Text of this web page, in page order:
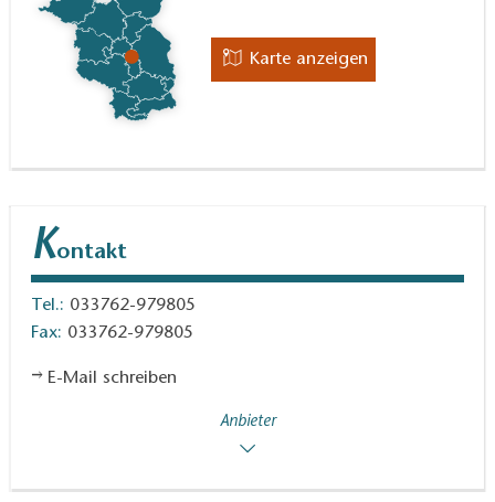
Karte anzeigen
Kontakt
Tel.: 033762-979805
Fax: 033762-979805
E-Mail schreiben
Anbieter